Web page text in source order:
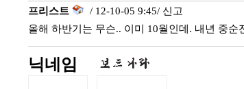
프리스트
/ 12-10-05 9:45/ 신고
올해 하반기는 무슨.. 이미 10월인데. 내년 중순
닉네임